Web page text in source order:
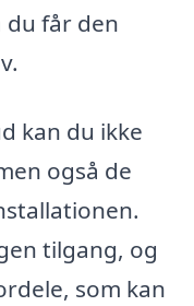
du får den
kan du ikke
også de
tilgang, og
som kan